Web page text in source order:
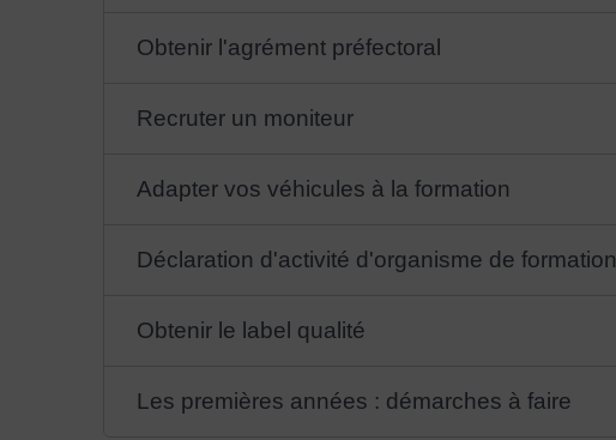
Obtenir l'agrément préfectoral
Recruter un moniteur
Adapter vos véhicules à la formation
Déclaration d'activité d'organisme de formation
Obtenir le label qualité
Les premières années : démarches à faire